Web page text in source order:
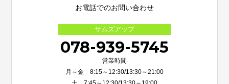
お電話でのお問い合わせ
サムズアップ
078-939-5745
営業時間
月～金 8:15～12:30/13:30～21:00